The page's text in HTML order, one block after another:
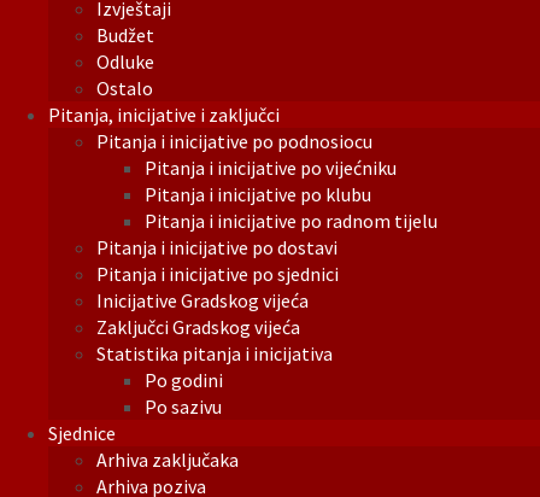
Izvještaji
Budžet
Odluke
Ostalo
Pitanja, inicijative i zaključci
Pitanja i inicijative po podnosiocu
Pitanja i inicijative po vijećniku
Pitanja i inicijative po klubu
Pitanja i inicijative po radnom tijelu
Pitanja i inicijative po dostavi
Pitanja i inicijative po sjednici
Inicijative Gradskog vijeća
Zaključci Gradskog vijeća
Statistika pitanja i inicijativa
Po godini
Po sazivu
Sjednice
Arhiva zaključaka
Arhiva poziva